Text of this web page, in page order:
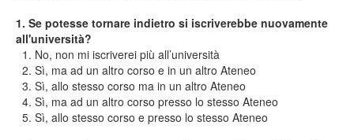
1. Se potesse tornare indietro si iscriverebbe nuovamente
all'università?
1. No, non mi iscriverei più all’università
2. Sì, ma ad un altro corso e in un altro Ateneo
3. Sì, allo stesso corso ma in un altro Ateneo
4. Sì, ma ad un altro corso presso lo stesso Ateneo
5. Sì, allo stesso corso e presso lo stesso Ateneo